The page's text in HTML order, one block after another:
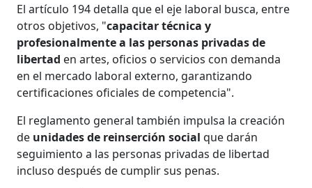
El artículo 194 detalla que el eje laboral busca, entre
otros objetivos, "capacitar técnica y
profesionalmente a las personas privadas de
libertad en artes, oficios o servicios con demanda
en el mercado laboral externo, garantizando
certificaciones oficiales de competencia".
El reglamento general también impulsa la creación
de unidades de reinserción social que darán
seguimiento a las personas privadas de libertad
incluso después de cumplir sus penas.